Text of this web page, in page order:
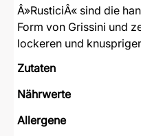
Â»RusticiÂ« sind die
Form von Grissini und
lockeren und
Zutaten
Nährwerte
Allergene